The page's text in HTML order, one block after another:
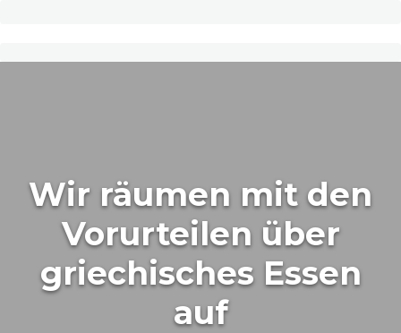
Wir räumen mit den
Vorurteilen über
griechisches Essen
auf